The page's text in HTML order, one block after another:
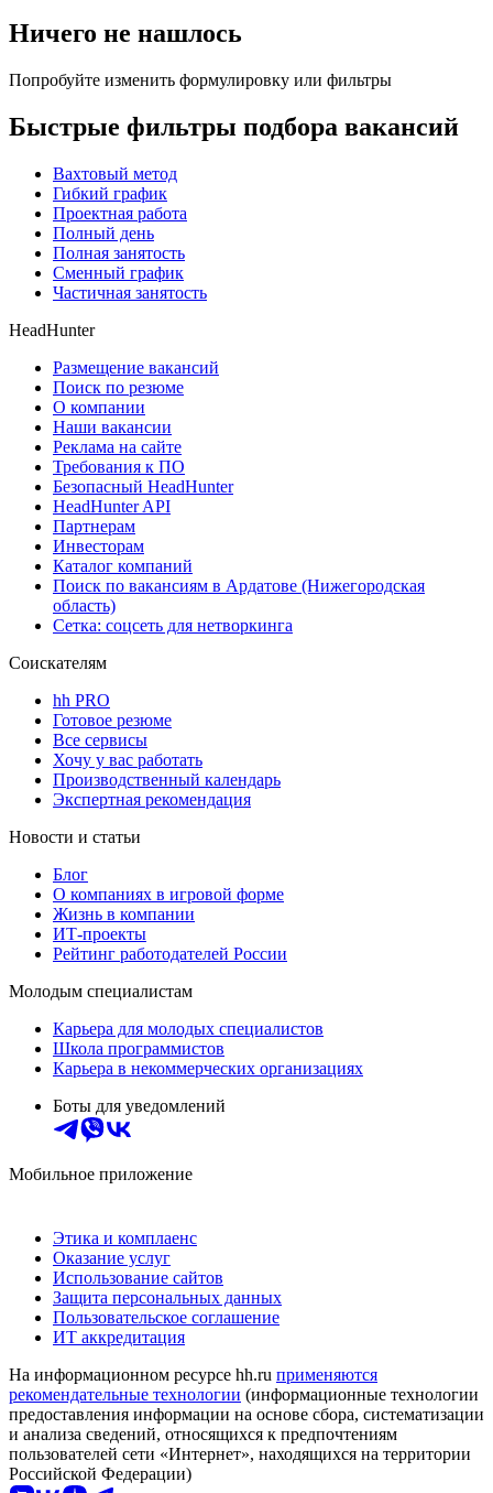
Ничего не нашлось
Попробуйте изменить формулировку или фильтры
Быстрые фильтры подбора вакансий
Вахтовый метод
Гибкий график
Проектная работа
Полный день
Полная занятость
Сменный график
Частичная занятость
HeadHunter
Размещение вакансий
Поиск по резюме
О компании
Наши вакансии
Реклама на сайте
Требования к ПО
Безопасный HeadHunter
HeadHunter API
Партнерам
Инвесторам
Каталог компаний
Поиск по вакансиям в Ардатове (Нижегородская
область)
Сетка: соцсеть для нетворкинга
Соискателям
hh PRO
Готовое резюме
Все сервисы
Хочу у вас работать
Производственный календарь
Экспертная рекомендация
Новости и статьи
Блог
О компаниях в игровой форме
Жизнь в компании
ИТ-проекты
Рейтинг работодателей России
Молодым специалистам
Карьера для молодых специалистов
Школа программистов
Карьера в некоммерческих организациях
Боты для уведомлений
Мобильное приложение
Этика и комплаенс
Оказание услуг
Использование сайтов
Защита персональных данных
Пользовательское соглашение
ИТ аккредитация
На информационном ресурсе hh.ru применяются
рекомендательные технологии (информационные технологии
предоставления информации на основе сбора, систематизации
и анализа сведений, относящихся к предпочтениям
пользователей сети «Интернет», находящихся на территории
Российской Федерации)